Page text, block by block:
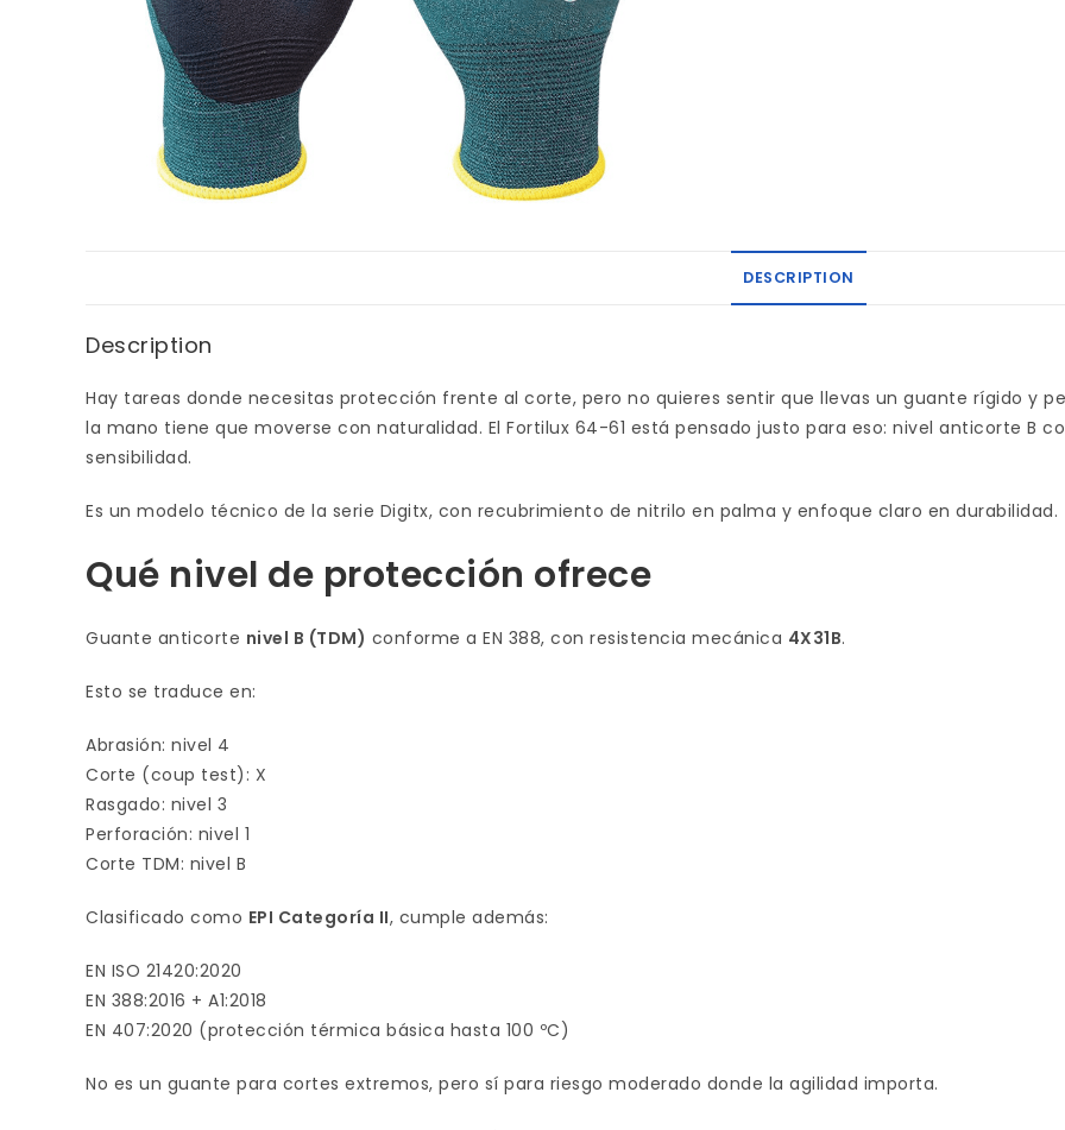
DESCRIPTION
Description
Hay tareas donde necesitas protección frente al corte, pero no quieres sentir que llevas un guante rígido y
la mano tiene que moverse con naturalidad. El Fortilux 64-61 está pensado justo para eso: nivel anticorte B
sensibilidad.
Es un modelo técnico de la serie Digitx, con recubrimiento de nitrilo en palma y enfoque claro en durabilidad.
Qué nivel de protección ofrece
Guante anticorte nivel B (TDM) conforme a EN 388, con resistencia mecánica 4X31B.
Esto se traduce en:
Abrasión: nivel 4
Corte (coup test): X
Rasgado: nivel 3
Perforación: nivel 1
Corte TDM: nivel B
Clasificado como EPI Categoría II, cumple además:
EN ISO 21420:2020
EN 388:2016 + A1:2018
EN 407:2020 (protección térmica básica hasta 100 ºC)
No es un guante para cortes extremos, pero sí para riesgo moderado donde la agilidad importa.